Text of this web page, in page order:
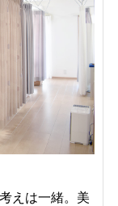
えは一緒。美